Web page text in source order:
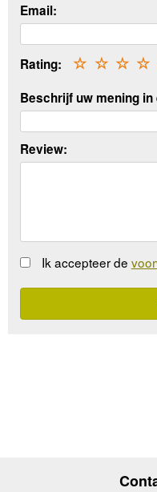
Email:
Rating: ☆
☆
☆
☆
Beschrijf uw mening in
Review:
Ik accepteer de